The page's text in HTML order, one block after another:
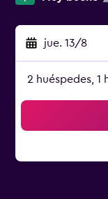
jue. 13/8
2 huéspedes, 1